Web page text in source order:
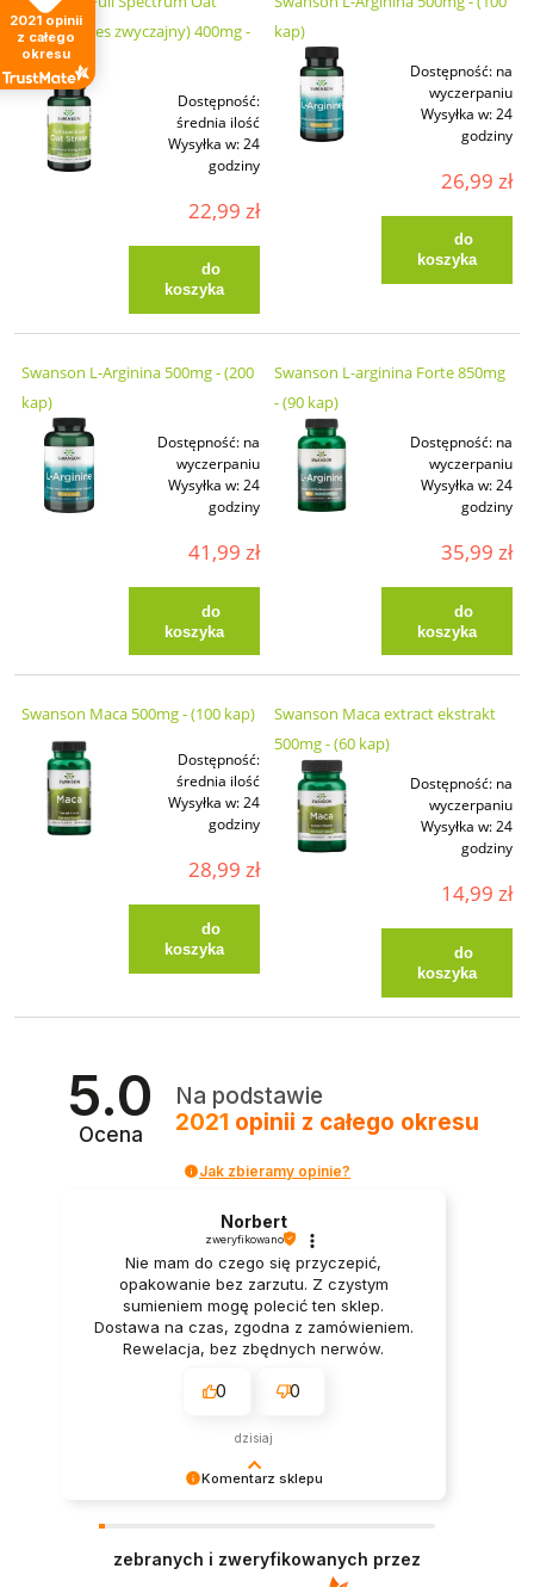
Straw (owies zwyczajny) 400mg -
(60 kap)
Dostępność:
średnia ilość
Wysyłka w:24
godziny
22,99 zł
do
koszyka
kap)
Dostępność: na
wyczerpaniu
Wysyłka w:24
godziny
26,99 zł
do
koszyka
Swanson L-Arginina 500mg - (200
kap)
Dostępność: na
wyczerpaniu
Wysyłka w:24
godziny
41,99 zł
do
koszyka
Swanson L-arginina Forte 850mg
- (90 kap)
Dostępność: na
wyczerpaniu
Wysyłka w:24
godziny
35,99 zł
do
koszyka
Swanson Maca 500mg - (100 kap)
Dostępność:
średnia ilość
Wysyłka w:24
godziny
28,99 zł
do
koszyka
Swanson Maca extract ekstrakt
500mg - (60 kap)
Dostępność: na
wyczerpaniu
Wysyłka w:24
godziny
14,99 zł
do
koszyka
5.0
Ocena
Na podstawie
2021 opinii z całego okresu
Jak zbieramy opinie?
Komentarz sklepu
starań, by każda kolejna wizyta w naszym sklepie
Norbert
zweryfikowano
Nie mam do czego się przyczepić,
opakowanie bez zarzutu. Z czystym
sumieniem mogę polecić ten sklep.
Dostawa na czas, zgodna z zamówieniem.
Rewelacja, bez zbędnych nerwów.
0 0
dzisiaj
zebranych i zweryfikowanych przez
2021 opinii
z całego
okresu